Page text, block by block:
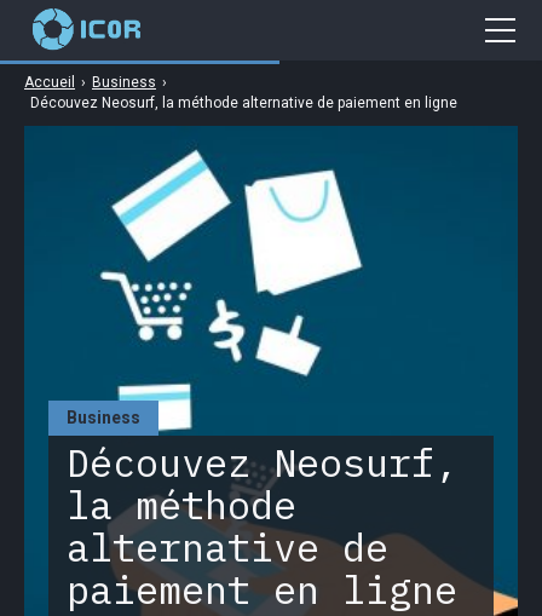
Business
Découvez Neosurf,
la méthode
alternative de
paiement en ligne
Accueil › Business ›
Découvez Neosurf, la méthode alternative de paiement en ligne
Cybersécurité